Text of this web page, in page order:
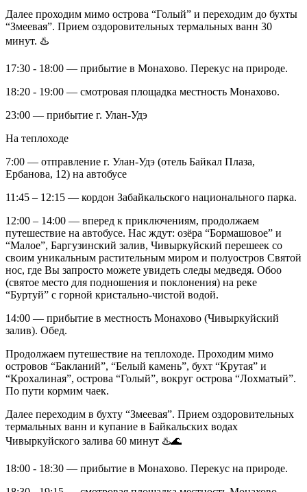
Далее проходим мимо острова “Голый” и переходим до бухты
“Змеевая”. Прием оздоровительных термальных ванн 30
минут. ♨️
17:30 - 18:00 — прибытие в Монахово. Перекус на природе.
18:20 - 19:00 — смотровая площадка местность Монахово.
23:00 — прибытие г. Улан-Удэ
На теплоходе
7:00 — отправление г. Улан-Удэ (отель Байкал Плаза,
Ербанова, 12) на автобусе
11:45 – 12:15 — кордон Забайкальского национального парка.
12:00 – 14:00 — вперед к приключениям, продолжаем
путешествие на автобусе. Нас ждут: озёра “Бормашовое” и
“Малое”, Баргузинский залив, Чивыркуйский перешеек со
своим уникальным растительным миром и полуостров Святой
нос, где Вы запросто можете увидеть следы медведя. Обоо
(святое место для подношения и поклонения) на реке
“Буртуй” с горной кристально-чистой водой.
14:00 — прибытие в местность Монахово (Чивыркуйский
залив). Обед.
Продолжаем путешествие на теплоходе. Проходим мимо
островов “Бакланий”, “Белый камень”, бухт “Крутая” и
“Крохалиная”, острова “Голый”, вокруг острова “Лохматый”.
По пути кормим чаек.
Далее переходим в бухту “Змеевая”. Прием оздоровительных
термальных ванн и купание в Байкальских водах
Чивыркуйского залива 60 минут ♨️🌊
18:00 - 18:30 — прибытие в Монахово. Перекус на природе.